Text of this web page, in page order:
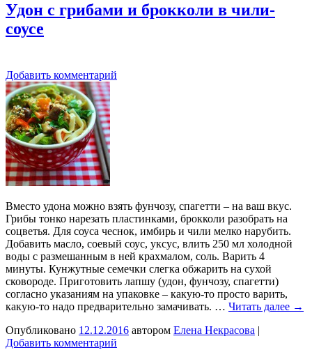
Удон с грибами и брокколи в чили-
соусе
Добавить комментарий
Вместо удона можно взять фунчозу, спагетти – на ваш вкус.
Грибы тонко нарезать пластинками, брокколи разобрать на
соцветья. Для соуса чеснок, имбирь и чили мелко нарубить.
Добавить масло, соевый соус, уксус, влить 250 мл холодной
воды с размешанным в ней крахмалом, соль. Варить 4
минуты. Кунжутные семечки слегка обжарить на сухой
сковороде. Приготовить лапшу (удон, фунчозу, спагетти)
согласно указаниям на упаковке – какую-то просто варить,
какую-то надо предварительно замачивать. … Читать далее →
Опубликовано 12.12.2016 автором Елена Некрасова |
Добавить комментарий